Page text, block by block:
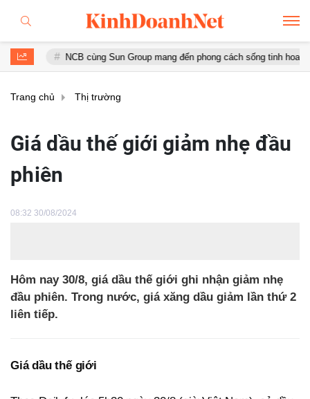
NCB cùng Sun Group mang đến phong cách sống tinh hoa với đặc
Trang chủ Thị trường
Giá dầu thế giới giảm nhẹ đầu
phiên
08:32 30/08/2024
Hôm nay 30/8, giá dầu thế giới ghi nhận giảm nhẹ
đầu phiên. Trong nước, giá xăng dầu giảm lần thứ 2
liên tiếp.
Giá dầu thế giới